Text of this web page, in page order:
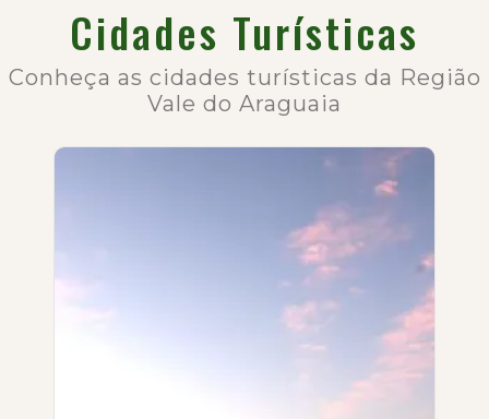
Cidades Turísticas
Conheça as cidades turísticas da Região
Vale do Araguaia